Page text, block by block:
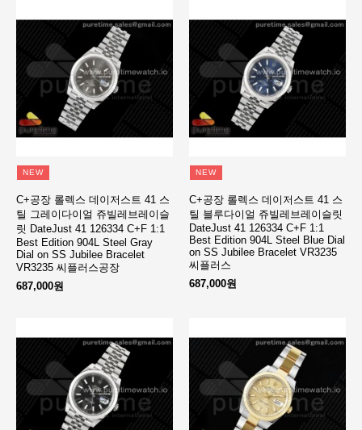
NEW
C+공장 롤렉스 데이저스트 41 스
틸 그레이다이얼 쥬빌레브레이슬
릿 DateJust 41 126334 C+F 1:1
Best Edition 904L Steel Gray
Dial on SS Jubilee Bracelet
VR3235 씨플러스공장
687,000원
NEW
C+공장 롤렉스 데이저스트 41 스
틸 블루다이얼 쥬빌레브레이슬릿
DateJust 41 126334 C+F 1:1
Best Edition 904L Steel Blue Dial
on SS Jubilee Bracelet VR3235
씨플러스
687,000원